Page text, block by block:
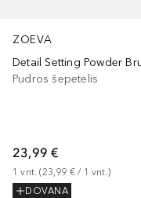
ZOEVA
Pudros šepetėlis
23,99 €
1 vnt. (23,99 € / 1 vnt.)
DOVANA